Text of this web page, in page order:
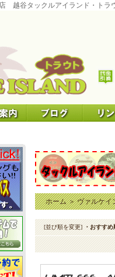
越谷タックルアイランド・トラ
ホーム＞ヴァルケイ
[並び順を変更] ・おすすめ